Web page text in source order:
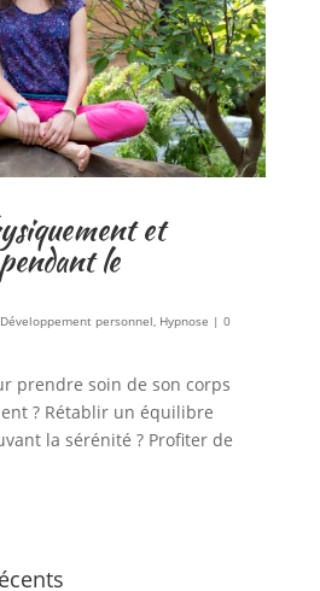
et
le
Développement personnel Hypnose | 0
prendre soin de son corps
? Rétablir un équilibre
la sérénité ? Profiter de